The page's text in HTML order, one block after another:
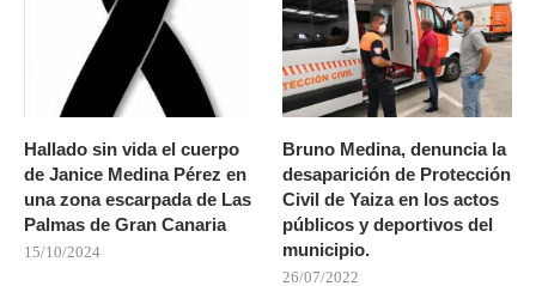
Hallado sin vida el cuerpo
de Janice Medina Pérez en
una zona escarpada de Las
Palmas de Gran Canaria
15/10/2024
Bruno Medina, denuncia la
desaparición de Protección
Civil de Yaiza en los actos
públicos y deportivos del
municipio.
26/07/2022